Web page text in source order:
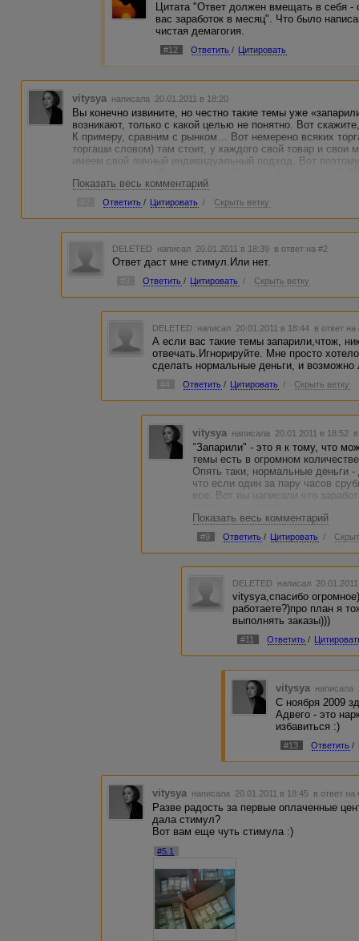
Цитата "Ответ должен вмещать в себя -
вас заработок в месяц". Что было
чистая демагогия.
#12 Ответить / Цитировать
vitysya написала 20.01.2011 в 18:20
Вы конечно извините, но честно такие темы уже
возникают, только с какой целью не понятно. Вот
К примеру, сравним с рынком… Вот немерено всяких
торгаши словом) там стоит, у каждого свой товар и свои
имеем свой личный индивидуальный подход. Вот
любой другой так может, так как может кто-то сможет и
зарплату?
Показать весь комментарий
Ответить / Цитировать / Скрыть ветку
DELETED написал 20.01.2011 в 18:39 в ответ на #2
Ответ даст мне стимул.Или нет.
Ответить / Цитировать / Скрыть ветку
DELETED написал 20.01.2011 в 18:44 в ответ на
А если вас такие темы запарили,чтож,
отвечать.Игнорируйте. Мне просто
сделать нормальные деньги, и возможно
#4 Ответить / Цитировать / Скрыть ветку
vitysya написала 20.01.2011 в 18:52
"Запарили" - это я к тому, что
темы есть в огромном
Опять таки, нормальные деньги
что если один за пару часов
все. Вот вы написали что
заработать в 2 раза больше. Или
примеру, сначала в 2 доллара в
поднимайте. Или еще лучше
например, 500 вмз, тогда в день
отклоняться от плана, но без
Показать весь комментарий
#9 Ответить / Цитировать /
DELETED написал
vitysya,спасибо
работаете?)про план я
выполнять заказы)))
#11 Ответить /
vitysya написала
С ноября 2009
Адвего - это
избавиться :)
#13 Ответить /
vitysya написала 20.01.2011 в 18:45 в ответ на
Разве радость за первые оплаченные
дала стимул?
Вот вам еще чуть стимула :)
#5.1